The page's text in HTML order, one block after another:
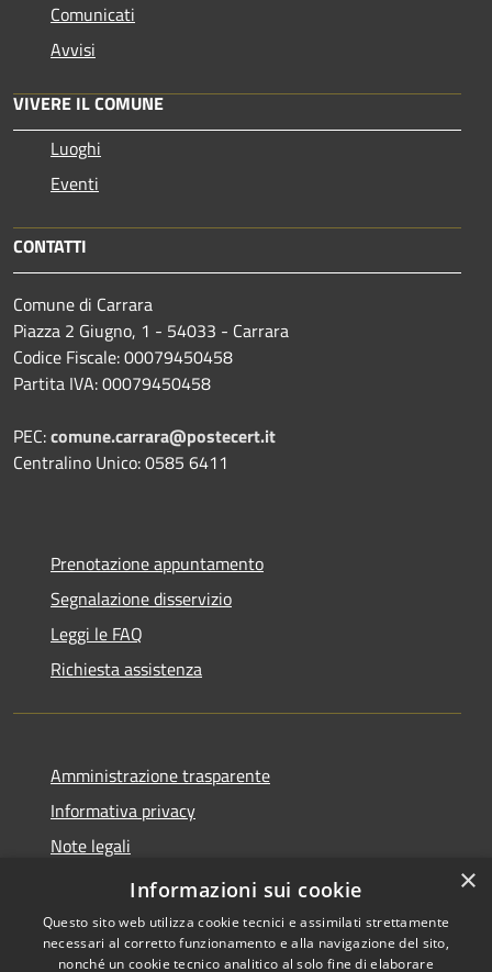
Comunicati
Avvisi
VIVERE IL COMUNE
Luoghi
Eventi
CONTATTI
Comune di Carrara
Piazza 2 Giugno, 1 - 54033 - Carrara
Codice Fiscale: 00079450458
Partita IVA: 00079450458
PEC:comune.carrara@postecert.it
Centralino Unico: 0585 6411
Prenotazione appuntamento
Segnalazione disservizio
Leggi le FAQ
Richiesta assistenza
Amministrazione trasparente
Informativa privacy
Note legali
Dichiarazione di accessibilità
×
Informazioni sui cookie
Questo sito web utilizza cookie tecnici e assimilati strettamente
necessari al corretto funzionamento e alla navigazione del sito,
nonché un cookie tecnico analitico al solo fine di elaborare